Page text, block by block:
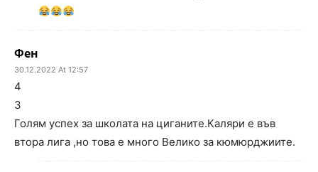
Фен
30.12.2022 At 12:57
4
3
Голям успех за школата на циганите.Каляри е във
втора лига ,но това е много Велико за кюмюрджиите.